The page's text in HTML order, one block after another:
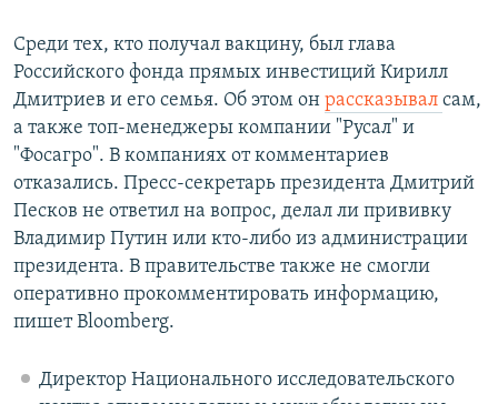
Среди тех, кто получал вакцину, был глава
Российского фонда прямых инвестиций Кирилл
Дмитриев и его семья. Об этом он рассказывал сам,
а также топ-менеджеры компании "Русал" и
"Фосагро". В компаниях от комментариев
отказались. Пресс-секретарь президента Дмитрий
Песков не ответил на вопрос, делал ли прививку
Владимир Путин или кто-либо из администрации
президента. В правительстве также не смогли
оперативно прокомментировать информацию,
пишет Bloomberg.
Директор Национального исследовательского